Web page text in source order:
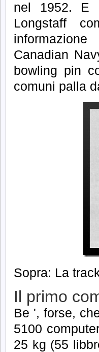
nel 1952.
E
Longstaff
Canadian
bowling pin
comuni palla
Sopra: La
Il primo
Be ', forse,
5100
25 kg (55